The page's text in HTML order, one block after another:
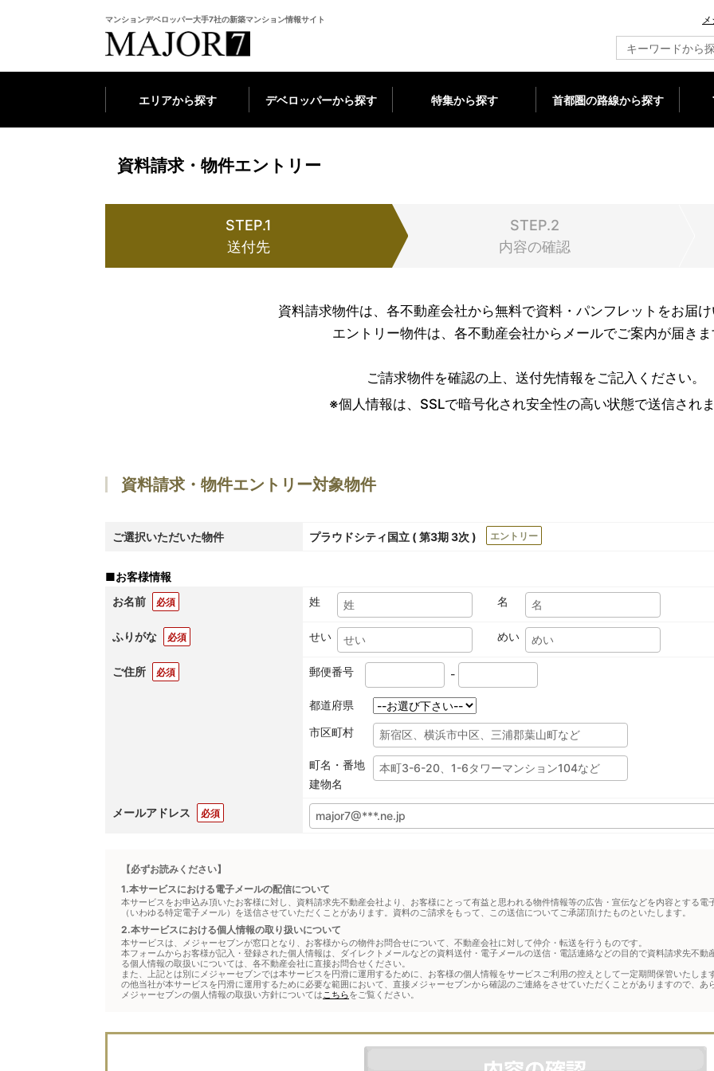
マンションデベロッパー大手7社の新築マンション情報サイト
エリアから探す デベロッパーから探す 特集から探す 首都圏の路線から探す
資料請求・物件エントリー
STEP.1
送付先
STEP.2
内容の確認
資料請求物件は、各不動産会社から無料で資料・パンフレットをお届
エントリー物件は、各不動産会社からメールでご案内が届き
ご請求物件を確認の上、送付先情報をご記入ください。
※個人情報は、SSLで暗号化され安全性の高い状態で送信され
資料請求・物件エントリー対象物件
ご選択いただいた物件 プラウドシティ国立 ( 第3期 3次 ) エントリー
■お客様情報
お名前
必須 姓 名
ふりがな 必須 せい めい
ご住所 必須 郵便番号 -
都道府県
市区町村
町名・番地
建物名
メールアドレス 必須
【必ずお読みください】
1.本サービスにおける電子メールの配信について
本サービスをお申込み頂いたお客様に対し、資料請求先不動産会社より、お客様にとって有益と思われる物件情報等の広告・宣伝などを内容とする電
（いわゆる特定電子メール）を送信させていただくことがあります。資料のご請求をもって、この送信についてご承諾頂けたものといたします。
2.本サービスにおける個人情報の取り扱いについて
本サービスは、メジャーセブンが窓口となり、お客様からの物件お問合せについて、不動産会社に対して仲介・転送を行うものです。
本フォームからお客様が記入・登録された個人情報は、ダイレクトメールなどの資料送付・電子メールの送信・電話連絡などの目的で資料請求先不
る個人情報の取扱いについては、各不動産会社に直接お問合せください。
また、上記とは別にメジャーセブンでは本サービスを円滑に運用するために、お客様の個人情報をサービスご利用の控えとして一定期間保管いたし
の他当社が本サービスを円滑に運用するために必要な範囲において、直接メジャーセブンから確認のご連絡をさせていただくことがありますので、あ
メジャーセブンの個人情報の取扱い方針についてはこちらをご覧ください。